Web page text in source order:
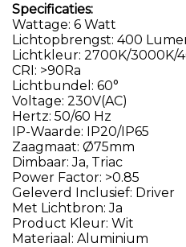
Specificaties:
Wattage: 6 Watt
Lichtopbrengst: 400
Lichtkleur: 2700K/3000K/
CRI: >90Ra
Lichtbundel: 60°
Voltage: 230V(AC)
Hertz: 50/60 Hz
IP-Waarde: IP20/IP65
Zaagmaat: Ø75mm
Dimbaar: Ja, Triac
Power Factor: >0.85
Geleverd Inclusief: Driver
Met Lichtbron: Ja
Product Kleur: Wit
Materiaal: Aluminium